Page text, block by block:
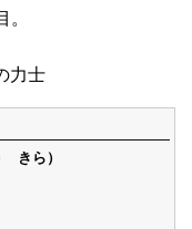
力士
きら）